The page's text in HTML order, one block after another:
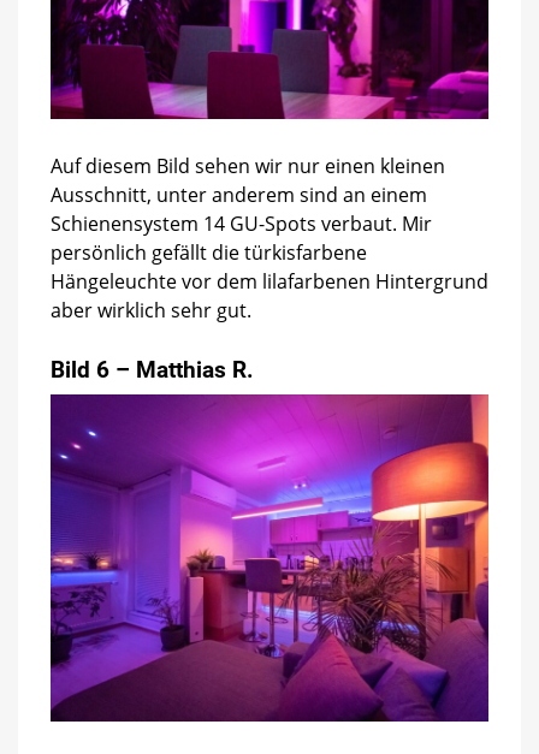
Auf diesem Bild sehen wir nur einen kleinen
Ausschnitt, unter anderem sind an einem
Schienensystem 14 GU-Spots verbaut. Mir
persönlich gefällt die türkisfarbene
Hängeleuchte vor dem lilafarbenen Hintergrund
aber wirklich sehr gut.
Bild 6 – Matthias R.